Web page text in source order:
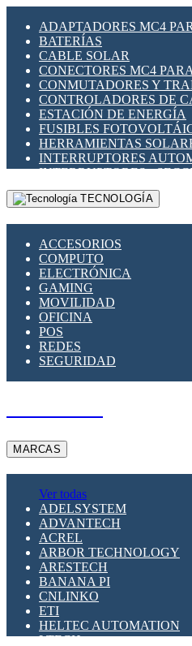
ADAPTADORES MC4
BATERÍAS
CABLE SOLAR
CONECTORES MC4
CONMUTADORES Y
CONTROLADORES DE
ESTACIÓN DE ENERGÍA
FUSIBLES
HERRAMIENTAS
INTERRUPTORES
INTERRUPTORES -
MONTAJE PANEL SOLAR
PORTA FUSIBLES Y
TECNOLOGÍA
ACCESORIOS
COMPUTO
ELECTRÓNICA
GAMING
MOVILIDAD
OFICINA
POS
REDES
SEGURIDAD
MARCAS
Ver todas
ADELSYSTEM
ADVANTECH
ACREL
ARBOR TECHNOLOGY
ARESTECH
BANANA PI
CNLINKO
ETI
HELTEC AUTOMATION
LTECH